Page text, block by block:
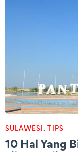
SULAWESI , TIPS
10 Hal Yang